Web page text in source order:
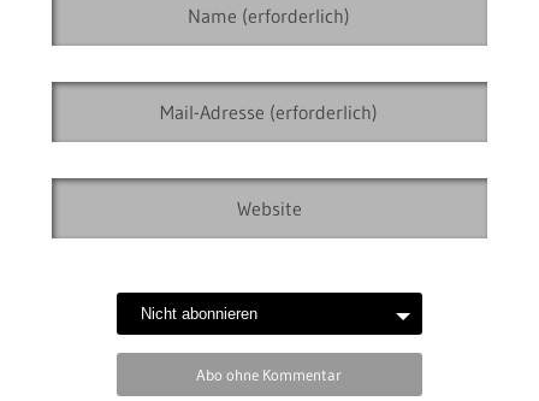
Abo ohne Kommentar